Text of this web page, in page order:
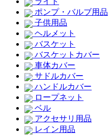
ポンプ・バルブ用品
子供用品
ヘルメット
バスケット
バスケットカバー
車体カバー
サドルカバー
ハンドルカバー
ロープネット
ベル
アクセサリ用品
レイン用品